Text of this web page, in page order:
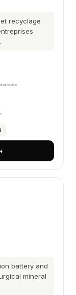
recyclage
battery and
mineral